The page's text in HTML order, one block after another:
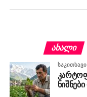
ᲐᲮᲐᲚᲘ
ᲡᲐᲙᲘᲗᲮᲐᲕᲘ